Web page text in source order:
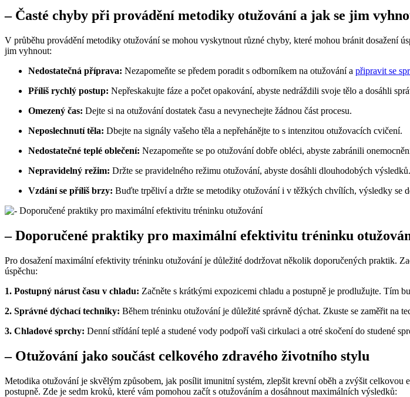
– Časté chyby při provádění metodiky otužování a jak se jim
V průběhu provádění metodiky otužování se mohou vyskytnout různé chyby, které mohou bránit dosažení
jim vyhnout:
Nedostatečná příprava: Nezapomeňte se předem poradit s odborníkem na otužování a připravit se
Příliš rychlý postup: Nepřeskakujte fáze a počet opakování, abyste nedráždili svoje tělo a dosáhli
Omezený čas: Dejte si na otužování dostatek času a nevynechejte žádnou část procesu.
Neposlechnutí těla: Dbejte na signály vašeho těla a nepřehánějte to s intenzitou otužovacích cvičení.
Nedostatečné teplé oblečení: Nezapomeňte se po otužování dobře obléci, abyste zabránili
Nepravidelný režim: Držte se pravidelného režimu otužování, abyste dosáhli dlouhodobých výsledků.
Vzdání se příliš brzy: Buďte trpěliví a držte se metodiky otužování i v těžkých chvílích, výsledky se
– Doporučené praktiky pro maximální efektivitu tréninku
Pro dosažení maximální efektivity tréninku otužování je důležité dodržovat několik doporučených praktik.
úspěchu:
1. Postupný nárust času v chladu: Začněte s krátkými expozicemi chladu a postupně je prodlužujte. Tím
2. Správné dýchací techniky: Během tréninku otužování je důležité správně dýchat. Zkuste se zaměřit na
3. Chladové sprchy: Denní střídání teplé a studené vody podpoří vaši cirkulaci a otré skočení do studené
– Otužování jako součást celkového zdravého životního stylu
Metodika otužování je skvělým způsobem, jak posílit imunitní systém, zlepšit krevní oběh a zvýšit
postupně. Zde je sedm kroků, které vám pomohou začít s otužováním a dosáhnout maximálních výsledků: